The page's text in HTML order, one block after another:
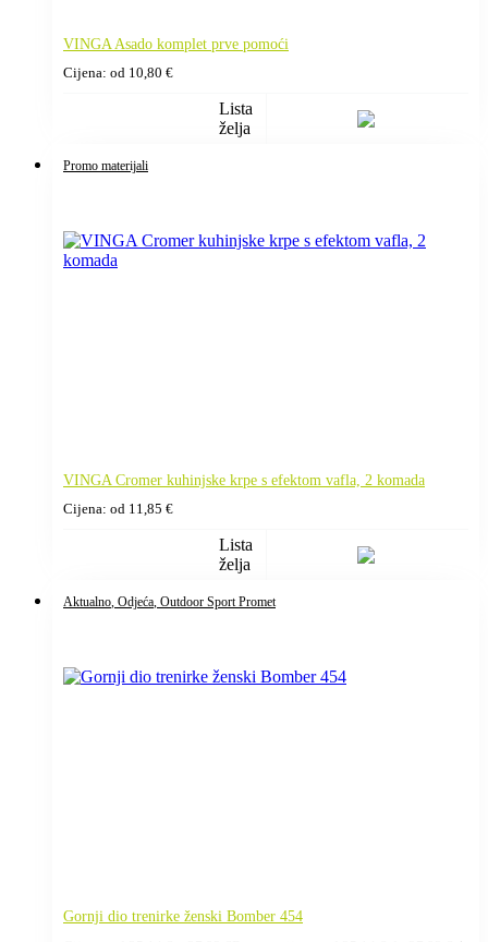
VINGA Asado komplet prve pomoći
Cijena: od 10,80 €
Lista
želja
Promo materijali
VINGA Cromer kuhinjske krpe s efektom vafla, 2 komada
Cijena: od 11,85 €
Lista
želja
Aktualno, Odjeća, Outdoor Sport Promet
Gornji dio trenirke ženski Bomber 454